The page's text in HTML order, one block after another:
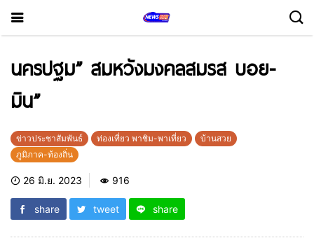
นครปฐม” สมหวังมงคลสมรส บอย-
มิน”
ข่าวประชาสัมพันธ์ ท่องเที่ยว พาชิม-พาเที่ยว
บ้านสวย
ภูมิภาค-ท้องถิ่น
26 มิ.ย. 2023 916
share tweet share